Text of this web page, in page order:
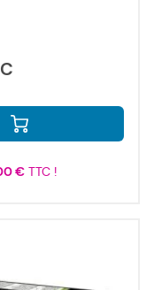
€TTC !